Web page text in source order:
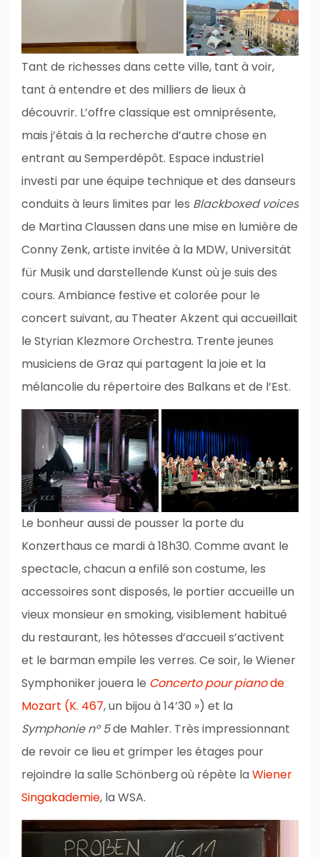
Tant de richesses dans cette ville, tant à voir,
tant à entendre et des milliers de lieux à
découvrir. L’offre classique est omniprésente,
mais j’étais à la recherche d’autre chose en
entrant au Semperdépôt. Espace industriel
investi par une équipe technique et des danseurs
conduits à leurs limites par les Blackboxed voices
de Martina Claussen dans une mise en lumière de
Conny Zenk, artiste invitée à la MDW, Universität
für Musik und darstellende Kunst où je suis des
cours. Ambiance festive et colorée pour le
concert suivant, au Theater Akzent qui accueillait
le Styrian Klezmore Orchestra. Trente jeunes
musiciens de Graz qui partagent la joie et la
mélancolie du répertoire des Balkans et de l’Est.
Le bonheur aussi de pousser la porte du
Konzerthaus ce mardi à 18h30. Comme avant le
spectacle, chacun a enfilé son costume, les
accessoires sont disposés, le portier accueille un
vieux monsieur en smoking, visiblement habitué
du restaurant, les hôtesses d’accueil s’activent
et le barman empile les verres. Ce soir, le Wiener
Symphoniker jouera le Concerto pour pianode
Mozart (K. 467, un bijou à 14’30 ») et la
Symphonie n° 5de Mahler. Très impressionnant
de revoir ce lieu et grimper les étages pour
rejoindre la salle Schönberg où répète laWiener
Singakademie, la WSA.